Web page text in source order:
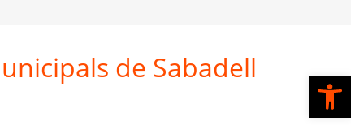
de cafeteria. de Sabadell